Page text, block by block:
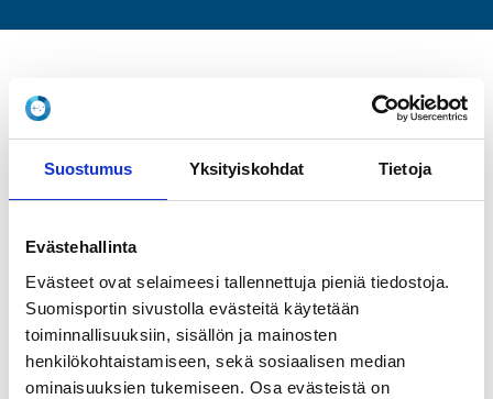
Suostumus Yksityiskohdat Tietoja
Evästehallinta
Evästeet ovat selaimeesi tallennettuja pieniä tiedostoja.
Suomisportin sivustolla evästeitä käytetään
toiminnallisuuksiin, sisällön ja mainosten
henkilökohtaistamiseen, sekä sosiaalisen median
ominaisuuksien tukemiseen. Osa evästeistä on
TIME
Tu 19.9.2023 at 00:00 -
LOCATION
Verkossa
Vantaa
Pesäpallo